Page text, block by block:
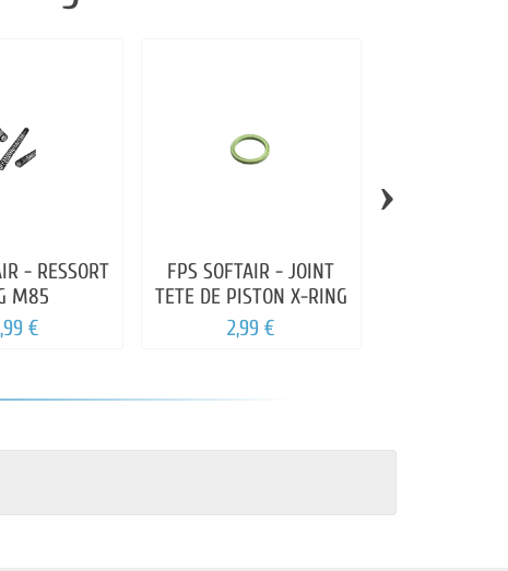
- RESSORT
M85
€
FPS SOFTAIR - JOINT
TETE DE PISTON X-RING
2,99 €
›